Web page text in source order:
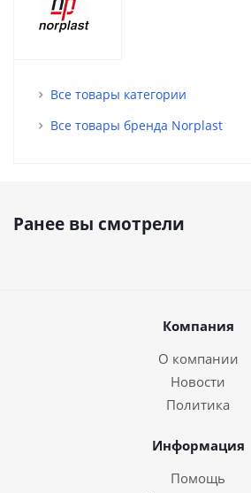
Все товары категории
Все товары бренда Norplast
Ранее вы смотрели
Компания
О компании
Новости
Политика
Информация
Помощь